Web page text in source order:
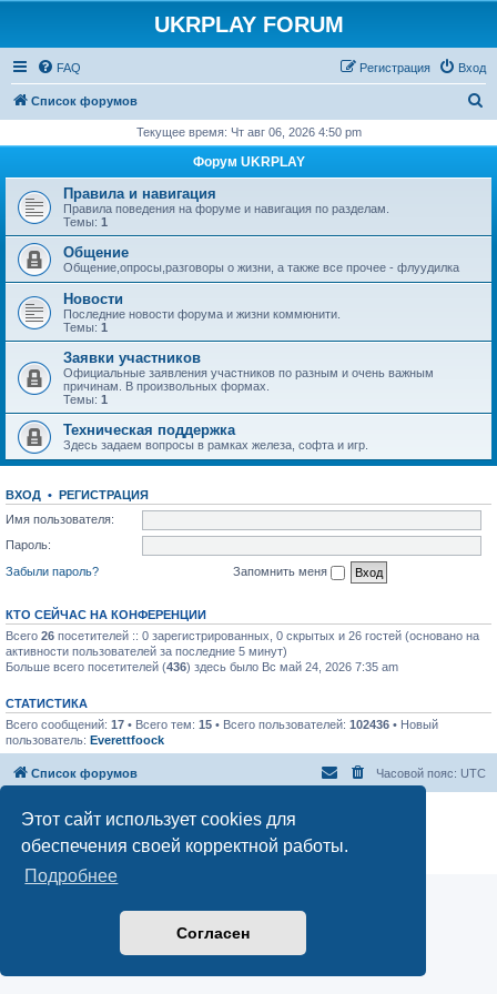
Этот сайт использует cookies для
обеспечения своей корректной работы.
Подробнее
Согласен
UKRPLAY FORUM
FAQ Вход
Регистрация
Список форумов
с
Текущее время: Чт авг 06, 2026 4:50 pm
Форум UKRPLAY
Правила и навигация
Правила поведения на форуме и навигация по разделам.
Темы: 1
Общение
Общение,опросы,разговоры о жизни, а также все прочее - флуудилка
Новости
Последние новости форума и жизни коммюнити.
Темы: 1
Заявки участников
Официальные заявления участников по разным и очень важным
причинам. В произвольных формах.
Темы: 1
Техническая поддержка
Здесь задаем вопросы в рамках железа, софта и игр.
ВХОД • РЕГИСТРАЦИЯ
Имя пользователя:
Пароль:
Забыли пароль?
Запомнить меня
КТО СЕЙЧАС НА КОНФЕРЕНЦИИ
Всего 26 посетителей :: 0 зарегистрированных, 0 скрытых и 26 гостей (основано на
активности пользователей за последние 5 минут)
Больше всего посетителей (436) здесь было Вс май 24, 2026 7:35 am
СТАТИСТИКА
Всего сообщений: 17 • Всего тем: 15 • Всего пользователей: 102436 • Новый
пользователь: Everettfoock
Список форумов Часовой пояс: UTC
Создано на основе
® Forum Software © phpBB Limited
Русская поддержка phpBB
Конфиденциальность
|Правила